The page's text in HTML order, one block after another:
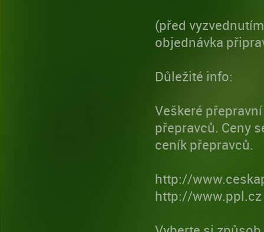
(před
objednávka
Důležité info:
Veškeré
přepravců. Ceny
ceník přepravců.
http://
http://www.ppl.cz